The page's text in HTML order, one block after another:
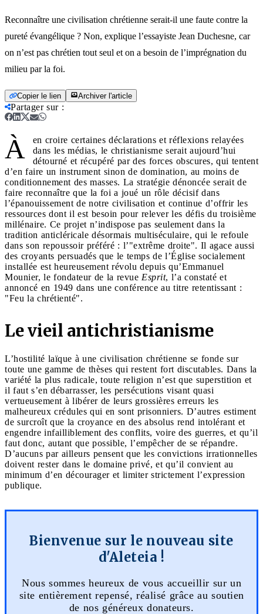
Reconnaître une civilisation chrétienne serait-il une faute contre la
pureté évangélique ? Non, explique l’essayiste Jean Duchesne, car
on n’est pas chrétien tout seul et on a besoin de l’imprégnation du
milieu par la foi.
Copier le lien Archiver l'article
Partager sur:
À
en croire certaines déclarations et réflexions relayées
dans les médias, le christianisme serait aujourd’hui
détourné et récupéré par des forces obscures, qui tentent
d’en faire un instrument sinon de domination, au moins de
conditionnement des masses. La stratégie dénoncée serait de
faire reconnaître que la foi a joué un rôle décisif dans
l’épanouissement de notre civilisation et continue d’offrir les
ressources dont il est besoin pour relever les défis du troisième
millénaire. Ce projet n’indispose pas seulement dans la
tradition anticléricale désormais multiséculaire, qui le refoule
dans son repoussoir préféré : l’"extrême droite". Il agace aussi
des croyants persuadés que le temps de l’Église socialement
installée est heureusement révolu depuis qu’Emmanuel
Mounier, le fondateur de la revue Esprit, l’a constaté et
annoncé en 1949 dans une conférence au titre retentissant :
"Feu la chrétienté".
Le vieil antichristianisme
L’hostilité laïque à une civilisation chrétienne se fonde sur
toute une gamme de thèses qui restent fort discutables. Dans la
variété la plus radicale, toute religion n’est que superstition et
il faut s’en débarrasser, les persécutions visant quasi
vertueusement à libérer de leurs grossières erreurs les
malheureux crédules qui en sont prisonniers. D’autres estiment
de surcroît que la croyance en des absolus rend intolérant et
engendre infailliblement des conflits, voire des guerres, et qu’il
faut donc, autant que possible, l’empêcher de se répandre.
D’aucuns par ailleurs pensent que les convictions irrationnelles
doivent rester dans le domaine privé, et qu’il convient au
minimum d’en décourager et limiter strictement l’expression
publique.
Bienvenue sur le nouveau site
d'Aleteia !
Nous sommes heureux de vous accueillir sur un
site entièrement repensé, réalisé grâce au soutien
de nos généreux donateurs.